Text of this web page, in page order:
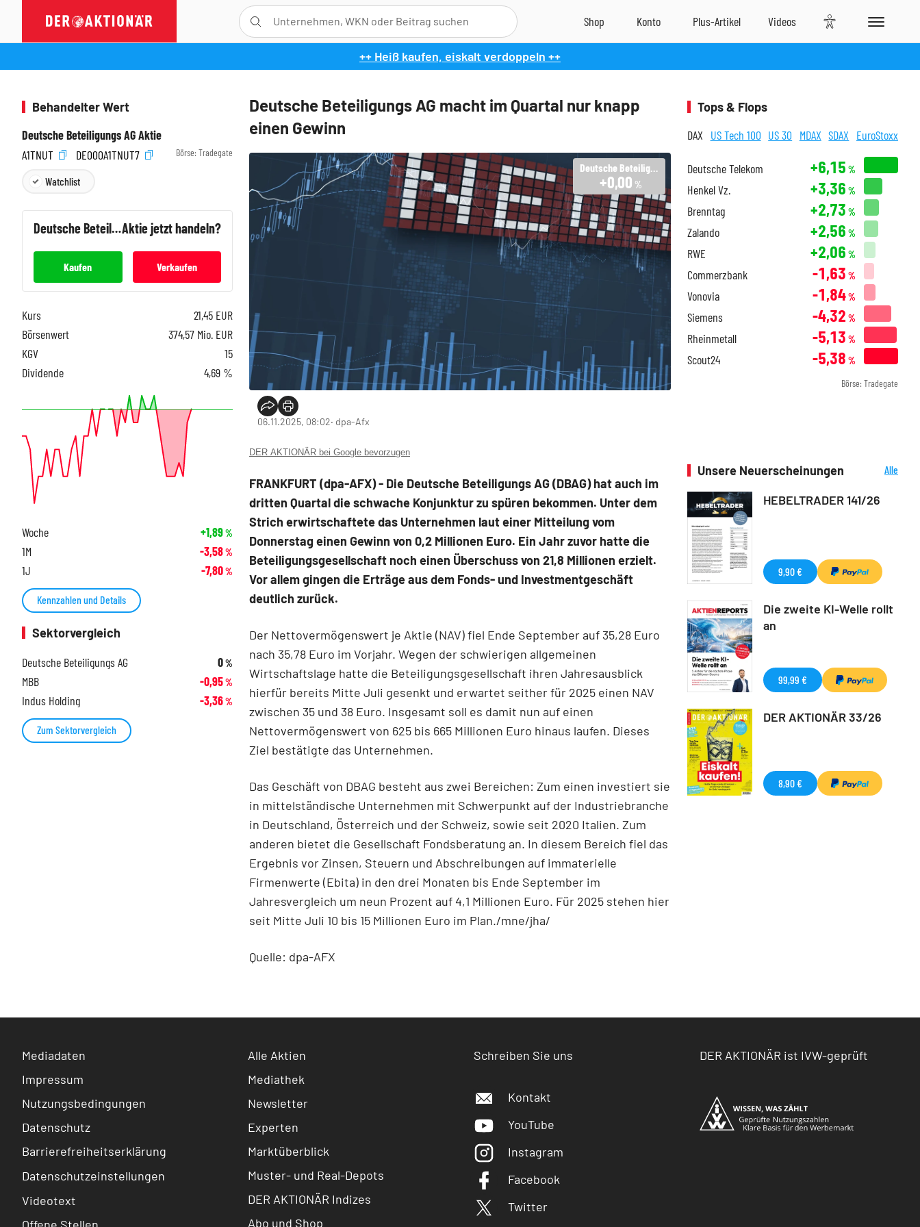
++ Heiß kaufen, eiskalt verdoppeln ++
Deutsche Beteiligungs AG macht im Quartal nur knapp
einen Gewinn
Deutsche Beteiligungs AG
+0,00 %
06.11.2025, 08:02‧ dpa-Afx
DER AKTIONÄR bei Google bevorzugen
FRANKFURT (dpa-AFX) - Die Deutsche Beteiligungs AG(DBAG) hat auch im
dritten Quartal die schwache Konjunktur zu spüren bekommen. Unter dem
Strich erwirtschaftete das Unternehmen laut einer Mitteilung vom
Donnerstag einen Gewinn von 0,2 Millionen Euro. Ein Jahr zuvor hatte die
Beteiligungsgesellschaft noch einen Überschuss von 21,8 Millionen erzielt.
Vor allem gingen die Erträge aus dem Fonds- und Investmentgeschäft
deutlich zurück.
Der Nettovermögenswert je Aktie (NAV) fiel Ende September auf 35,28 Euro
nach 35,78 Euro im Vorjahr. Wegen der schwierigen allgemeinen
Wirtschaftslage hatte die Beteiligungsgesellschaft ihren Jahresausblick
hierfür bereits Mitte Juli gesenkt und erwartet seither für 2025 einen NAV
zwischen 35 und 38 Euro. Insgesamt soll es damit nun auf einen
Nettovermögenswert von 625 bis 665 Millionen Euro hinaus laufen. Dieses
Ziel bestätigte das Unternehmen.
Das Geschäft von DBAG besteht aus zwei Bereichen: Zum einen investiert sie
in mittelständische Unternehmen mit Schwerpunkt auf der Industriebranche
in Deutschland, Österreich und der Schweiz, sowie seit 2020 Italien. Zum
anderen bietet die Gesellschaft Fondsberatung an. In diesem Bereich fiel das
Ergebnis vor Zinsen, Steuern und Abschreibungen auf immaterielle
Firmenwerte (Ebita) in den drei Monaten bis Ende September im
Jahresvergleich um neun Prozent auf 4,1 Millionen Euro. Für 2025 stehen hier
seit Mitte Juli 10 bis 15 Millionen Euro im Plan./mne/jha/
Quelle: dpa-AFX
Behandelter Wert
Deutsche Beteiligungs AG Aktie
A1TNUT
DE000A1TNUT7 Börse: Tradegate
Watchlist
Deutsche Beteiligungs AGAktie jetzt handeln?
Kaufen Verkaufen
Kurs 21,45 EUR
Börsenwert
374,57 Mio. EUR
KGV
15
Dividende
4,69 %
Woche +1,89%
1M -3,58%
1J -7,80%
Kennzahlen und Details
Sektorvergleich
Deutsche Beteiligungs AG
0%
MBB -0,95%
Indus Holding -3,36%
Zum Sektorvergleich
Tops & Flops
DAX US Tech 100 US 30 MDAX SDAX EuroStoxx
Deutsche Telekom +6,15 %
Henkel Vz. +3,36 %
Brenntag +2,73 %
Zalando +2,56 %
RWE +2,06 %
Commerzbank -1,63 %
Vonovia -1,84%
Siemens -4,32 %
Rheinmetall -5,13 %
Scout24 -5,38 %
Börse: Tradegate
Unsere Neuerscheinungen
Alle
HEBELTRADER 141/26
9,90 €
Die zweite KI-Welle rollt
an
99,99 €
DER AKTIONÄR 33/26
8,90 €
Mediadaten
Impressum
Nutzungsbedingungen
Datenschutz
Barrierefreiheitserklärung
Datenschutzeinstellungen
Videotext
Offene Stellen
Alle Aktien
Mediathek
Newsletter
Experten
Marktüberblick
Muster- und Real-Depots
DER AKTIONÄR Indizes
Abo und Shop
Schreiben Sie uns
Kontakt
YouTube
Instagram
Facebook
Twitter
DER AKTIONÄR ist IVW-geprüft